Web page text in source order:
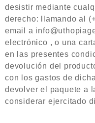
desistir mediante
derecho: llamando al
email a
electrónico , o una
en las presentes
devolución del
con los gastos de
devolver el paquete a
considerar ejercitado